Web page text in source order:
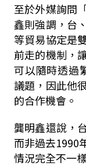
至於外媒詢問
鑫則強調，台
等貿易協定是
前走的機制，
可以隨時透過
議題，因此他
的合作機會。
龔明鑫還說，
而非過去1990
情況完全不一